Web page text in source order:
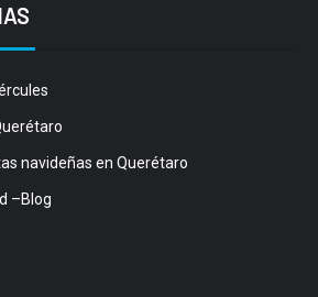
navideñas en Querétaro
–Blog